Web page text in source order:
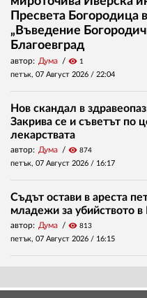
Пресвета Богородица
„Въведение
Благоевград
автор: Дума visibility 1
петък, 07 Август 2026 / 22:04
Нов скандал в
Закрива се и съветът по
лекарствата
автор: Дума visibility 874
петък, 07 Август 2026 / 16:17
Съдът остави в ареста
младежи за убийството
автор: Дума visibility 813
петък, 07 Август 2026 / 16:15